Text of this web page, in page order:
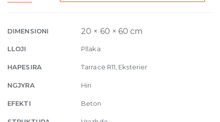
20mm
x
60
DIMENSIONI 20 × 60 × 60 cm
LLOJI Pllaka
HAPESIRA Tarracë R11, Eksterier
NGJYRA Hiri
EFEKTI Beton